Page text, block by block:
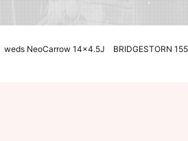
weds NeoCarrow 14×4.5J BRIDGESTORN